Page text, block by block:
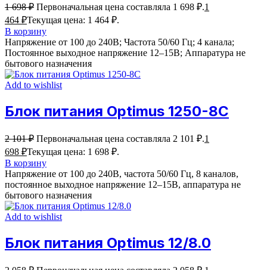
1 698₽ Первоначальная цена составляла 1 698 ₽.1
464 ₽Текущая цена: 1 464 ₽.
В корзину
Напряжение от 100 до 240В; Частота 50/60 Гц; 4 канала;
Постоянное выходное напряжение 12–15В; Аппаратура не
бытового назначения
Add to wishlist
Блок питания Optimus 1250-8C
2 101₽ Первоначальная цена составляла 2 101 ₽.1
698 ₽Текущая цена: 1 698 ₽.
В корзину
Напряжение от 100 до 240В, частота 50/60 Гц, 8 каналов,
постоянное выходное напряжение 12–15В, аппаратура не
бытового назначения
Add to wishlist
Блок питания Optimus 12/8.0